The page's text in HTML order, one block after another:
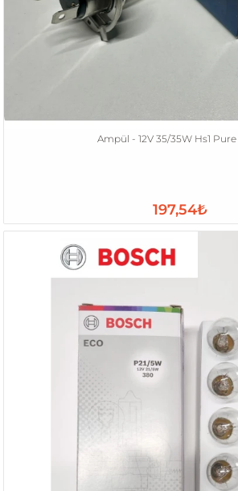
Ampül - 12V 35/35W Hs1
197,54₺